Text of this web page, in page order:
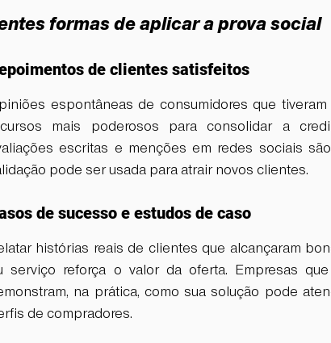
formas de aplicar a prova social
de clientes satisfeitos
espontâneas de consumidores que
mais poderosos para consolidar a
escritas e menções em redes sociais
pode ser usada para atrair novos clientes.
de sucesso e estudos de caso
histórias reais de clientes que alcançaram
serviço reforça o valor da oferta. Empresas
na prática, como sua solução pode
de compradores.